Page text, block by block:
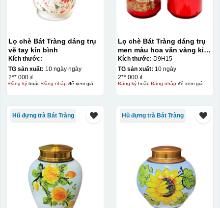
Đây là giấy decal đã in xong, đang chờ khô để cắt dán
Bước 2: Dán decal lên gốm sứ
Để dán decal lên gốm
sứ, thợ sẽ cắt thủ công các miếng logo ra, sau đó thấp
nước và trượt nhẹ lên gốm sứ để tem decal dính tạm lên
Lọ chè Bát Tràng dáng trụ
vẽ tay kín bình
Kích thước:
TG sản xuất: 10 ngày ngày
2**.000 ₫
Đăng kýhoặc Đăng nhậpđể xem giá
Lọ chè Bát Tràng dáng trụ
men màu hoa văn vàng kim
200g
Kích thước: D9H15
TG sản xuất: 10 ngày
2**.000 ₫
Đăng kýhoặc Đăng nhậpđể xem giá
Hũ đựng trà Bát Tràng Hũ đựng trà Bát Tràng